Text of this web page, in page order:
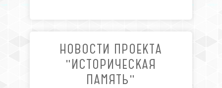
НОВОСТИ ПРОЕКТА
"ИСТОРИЧЕСКАЯ
ПАМЯТЬ"